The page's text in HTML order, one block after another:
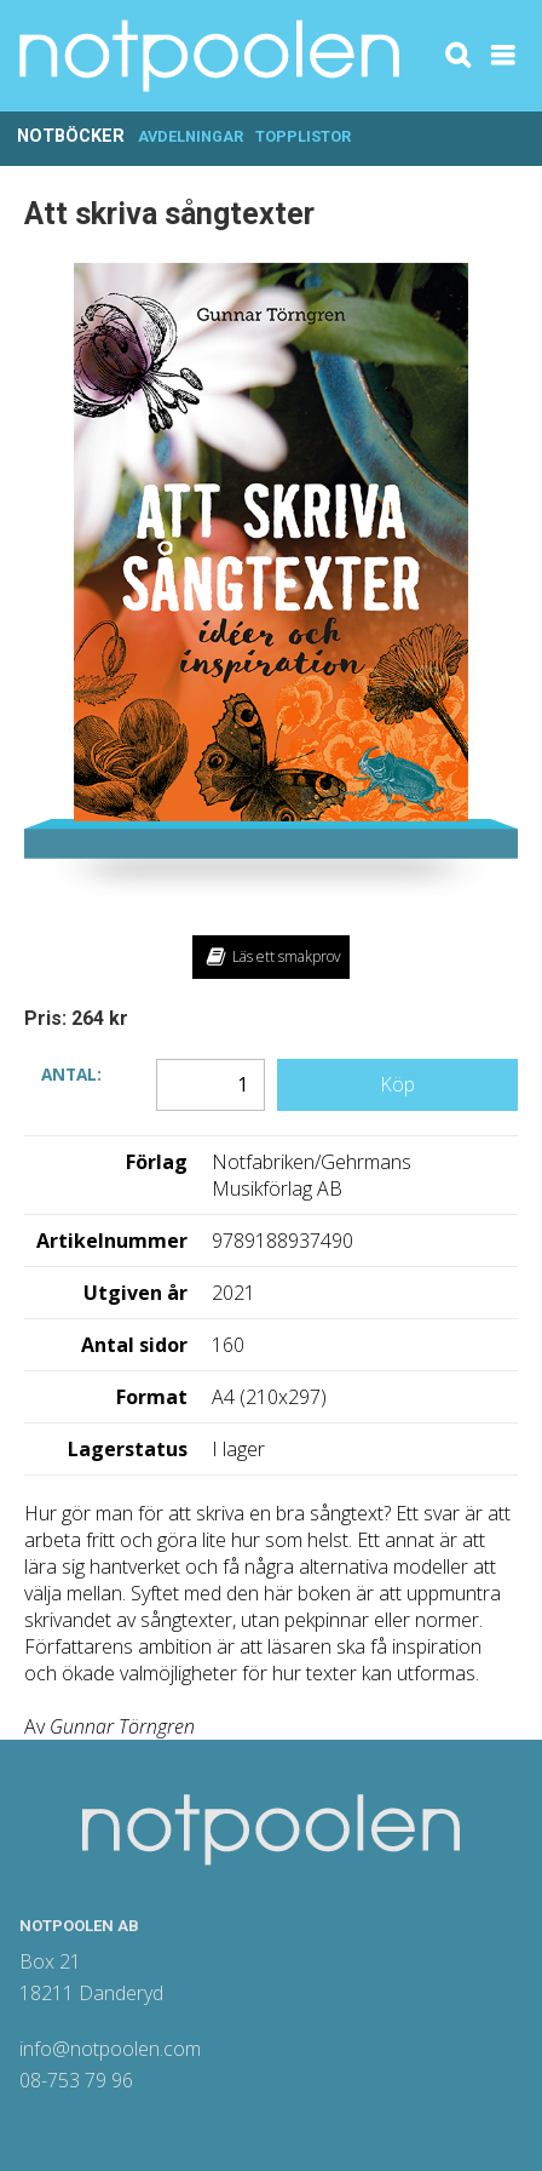
NOTBÖCKER AVDELNINGAR TOPPLISTOR
Att skriva sångtexter
Läs ett smakprov
Pris: 264 kr
ANTAL: Köp
Förlag
Notfabriken/Gehrmans
Musikförlag AB
Artikelnummer
9789188937490
Utgiven år
2021
Antal sidor
160
Format
A4 (210x297)
Lagerstatus
I lager
Hur gör man för att skriva en bra sångtext? Ett svar är att
arbeta fritt och göra lite hur som helst. Ett annat är att
lära sig hantverket och få några alternativa modeller att
välja mellan. Syftet med den här boken är att uppmuntra
skrivandet av sångtexter, utan pekpinnar eller normer.
Författarens ambition är att läsaren ska få inspiration
och ökade valmöjligheter för hur texter kan utformas.
AvGunnar Törngren
NOTPOOLEN AB
Box 21
18211 Danderyd
info@notpoolen.com
08-753 79 96